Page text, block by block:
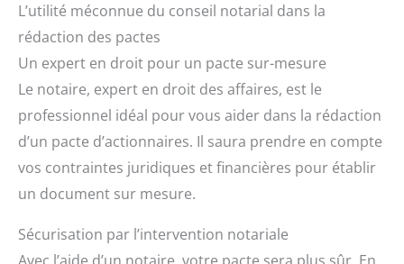
L’utilité méconnue du conseil notarial dans la
rédaction des pactes
Un expert en droit pour un pacte sur-mesure
Le notaire, expert en droit des affaires, est le
professionnel idéal pour vous aider dans la rédaction
d’un pacte d’actionnaires. Il saura prendre en compte
vos contraintes juridiques et financières pour établir
un document sur mesure.
Sécurisation par l’intervention notariale